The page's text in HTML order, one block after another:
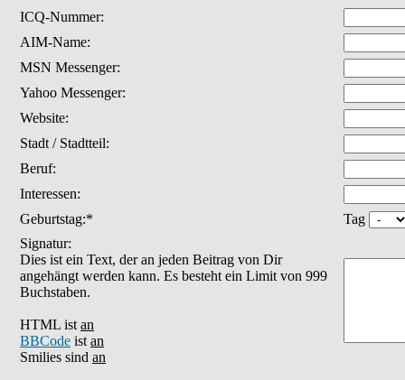
ICQ-Nummer:
AIM-Name:
MSN Messenger:
Yahoo Messenger:
Website:
Stadt / Stadtteil:
Beruf:
Interessen:
Geburtstag:*
Tag
Signatur:
Dies ist ein Text, der an jeden Beitrag von Dir
angehängt werden kann. Es besteht ein Limit von 999
Buchstaben.
HTML ist an
BBCode ist an
Smilies sind an